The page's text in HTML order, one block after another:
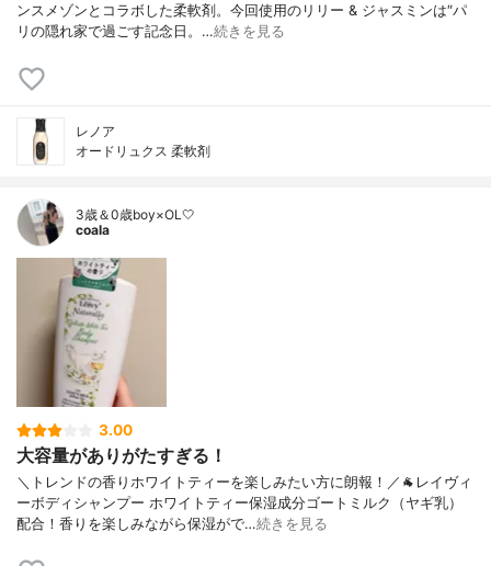
ンスメゾンとコラボした柔軟剤。今回使用のリリー & ジャスミンは″パ
リの隠れ家で過ごす記念日。…続きを見る
レノア
オードリュクス 柔軟剤
3歳＆0歳boy×OL🤍
coala
3.00
大容量がありがたすぎる！
＼トレンドの香りホワイトティーを楽しみたい方に朗報！／🐐レイヴィ
ーボディシャンプー ホワイトティー保湿成分ゴートミルク（ヤギ乳）
配合！香りを楽しみながら保湿がで…続きを見る